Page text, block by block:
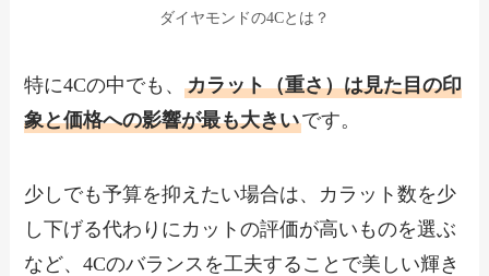
ダイヤモンドの4Cとは？
特に4Cの中でも、カラット（重さ）は見た目の印
象と価格への影響が最も大きいです。
少しでも予算を抑えたい場合は、カラット数を少
し下げる代わりにカットの評価が高いものを選ぶ
など、4Cのバランスを工夫することで美しい輝き